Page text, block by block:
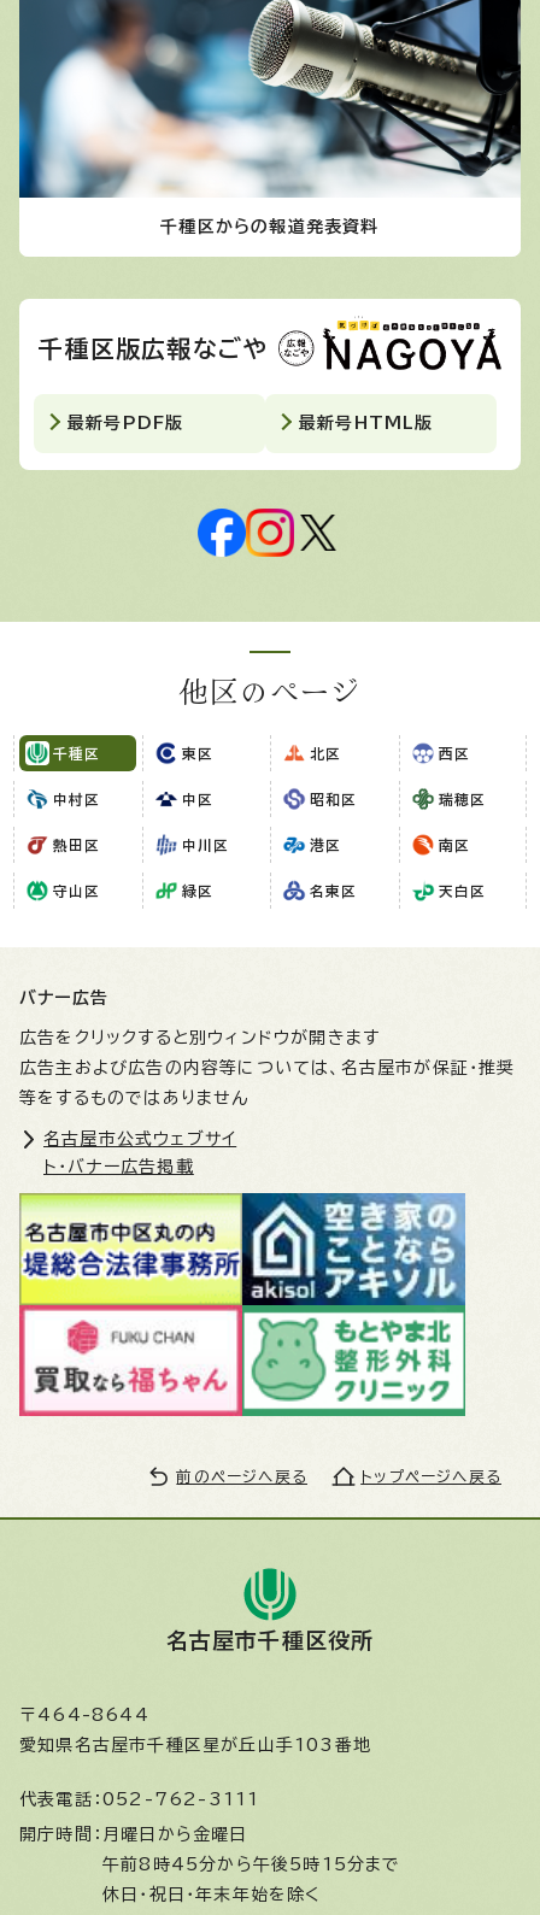
千種区からの報道発表資料
千種区版広報なごや
最新号PDF版 最新号HTML版
他区のページ
千種区 東区 北区 西区
中村区 中区 昭和区 瑞穂区
熱田区 中川区 港区 南区
守山区 緑区 名東区 天白区
バナー広告
広告をクリックすると別ウィンドウが開きます
広告主および広告の内容等については、名古屋市が保証・推奨
等をするものではありません
名古屋市公式ウェブサイ
ト・バナー広告掲載
前のページへ戻る トップページへ戻る
名古屋市千種区役所
〒464-8644
愛知県名古屋市千種区星が丘山手103番地
代表電話： 052-762-3111
開庁時間： 月曜日から金曜日
午前8時45分から午後5時15分まで
休日・祝日・年末年始を除く